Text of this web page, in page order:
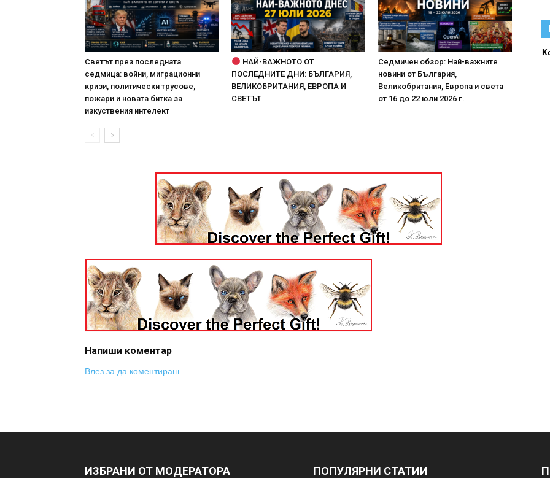
Светът през последната
седмица: войни, миграционни
кризи, политически трусове,
пожари и новата битка за
изкуствения интелект
НАЙ-ВАЖНОТО ОТ
ПОСЛЕДНИТЕ ДНИ: БЪЛГАРИЯ,
ВЕЛИКОБРИТАНИЯ, ЕВРОПА И
СВЕТЪТ
Седмичен обзор: Най-важните
новини от България,
Великобритания, Европа и света
от 16 до 22 юли 2026 г.
Напиши коментар
Влез за да коментираш
ИЗБРАНИ ОТ МОДЕРАТОРА ПОПУЛЯРНИ СТАТИИ